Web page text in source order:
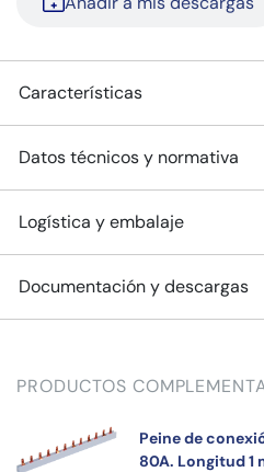
Características
Datos técnicos y normativa
Logística y embalaje
Documentación y descargas
PRODUCTOS
Peine de
80A. Longitud 1